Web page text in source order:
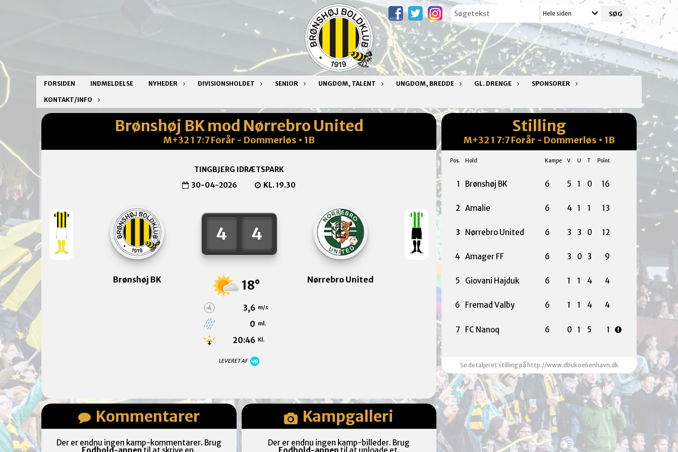
Hele siden
FORSIDEN INDMELDELSE NYHEDER DIVISIONSHOLDET SENIOR UNGDOM, TALENT UNGDOM, BREDDE GL. DRENGE SPONSORER
KONTAKT/INFO
Brønshøj BK mod Nørrebro United
M+32 1 7:7 Forår - Dommerløs • 1B
TINGBJERG IDRÆTSPARK
30-04-2026
KL. 19.30
Brønshøj BK
4 4
18°
3,6 m/s
0 ml.
20:46 Kl.
LEVERET AF
Nørrebro United
Stilling
M+32 1 7:7 Forår - Dommerløs • 1B
Pos. Hold Kampe V U T Point
1 Brønshøj BK 6 5 1 0 16
2 Amalie 6 4 1 1 13
3 Nørrebro United 6 3 3 0 12
4 Amager FF 6 3 0 3 9
5 Giovani Hajduk 6 1 1 4 4
6 Fremad Valby 6 1 1 4 4
7 FC Nanoq 6 0 1 5 1
Se detaljeret stilling på http://www.dbukoebenhavn.dk
Kommentarer
Der er endnu ingen kamp-kommentarer. Brug
Kampgalleri
Der er endnu ingen kamp-billeder. Brug